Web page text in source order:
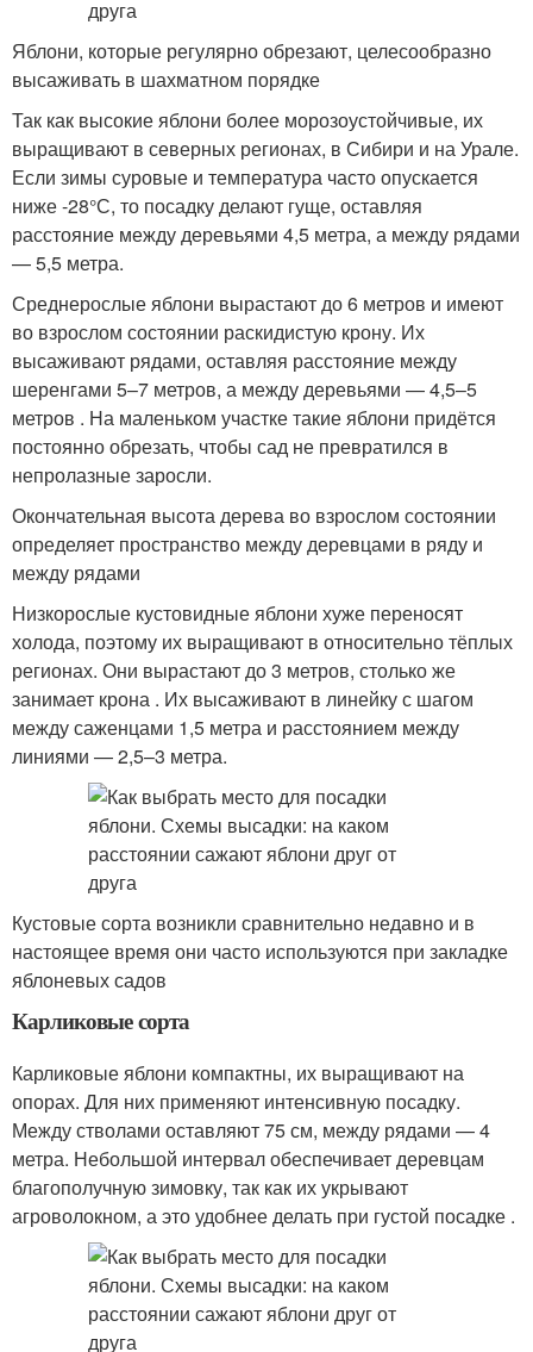
Яблони, которые регулярно обрезают, целесообразно
высаживать в шахматном порядке
Так как высокие яблони более морозоустойчивые, их
выращивают в северных регионах, в Сибири и на Урале.
Если зимы суровые и температура часто опускается
ниже -28°С, то посадку делают гуще, оставляя
расстояние между деревьями 4,5 метра, а между рядами
— 5,5 метра.
Среднерослые яблони вырастают до 6 метров и имеют
во взрослом состоянии раскидистую крону. Их
высаживают рядами, оставляя расстояние между
шеренгами 5–7 метров, а между деревьями — 4,5–5
метров . На маленьком участке такие яблони придётся
постоянно обрезать, чтобы сад не превратился в
непролазные заросли.
Окончательная высота дерева во взрослом состоянии
определяет пространство между деревцами в ряду и
между рядами
Низкорослые кустовидные яблони хуже переносят
холода, поэтому их выращивают в относительно тёплых
регионах. Они вырастают до 3 метров, столько же
занимает крона . Их высаживают в линейку с шагом
между саженцами 1,5 метра и расстоянием между
линиями — 2,5–3 метра.
Кустовые сорта возникли сравнительно недавно и в
настоящее время они часто используются при закладке
яблоневых садов
Карликовые сорта
Карликовые яблони компактны, их выращивают на
опорах. Для них применяют интенсивную посадку.
Между стволами оставляют 75 см, между рядами — 4
метра. Небольшой интервал обеспечивает деревцам
благополучную зимовку, так как их укрывают
агроволокном, а это удобнее делать при густой посадке .